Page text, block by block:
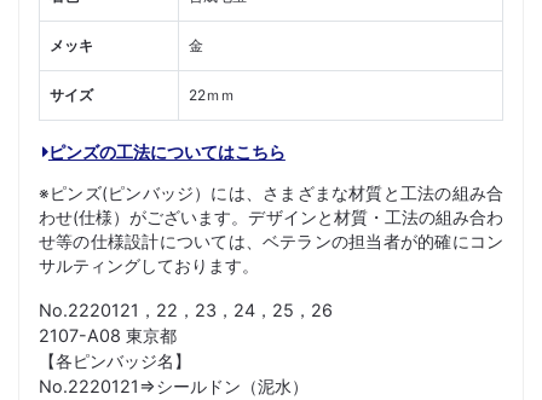
メッキ 金
サイズ 22ｍｍ
ピンズの工法についてはこちら
※ピンズ(ピンバッジ）には、さまざまな材質と工法の組み合
わせ(仕様）がございます。デザインと材質・工法の組み合わ
せ等の仕様設計については、ベテランの担当者が的確にコン
サルティングしております。
No.2220121，22，23，24，25，26
2107-A08 東京都
【各ピンバッジ名】
No.2220121⇒シールドン（泥水）